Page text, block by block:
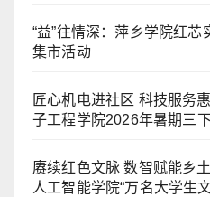
“益”往情深：萍乡学院红
集市活动
匠心机电进社区 科技服务
子工程学院2026年暑期三
赓续红色文脉 数智赋能乡
人工智能学院“万名大学生